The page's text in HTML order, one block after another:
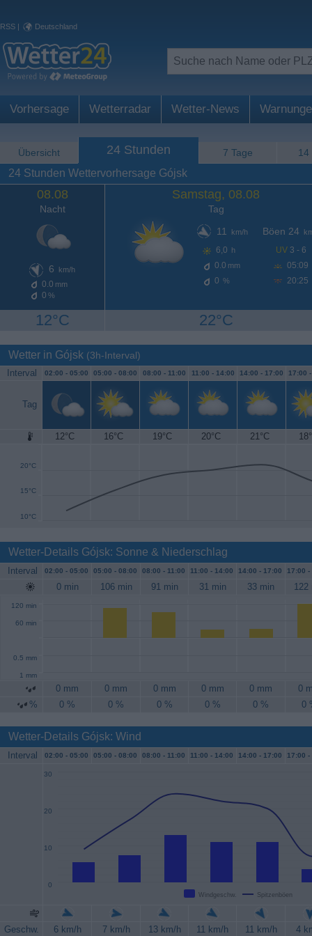
RSS | Deutschland
Vorhersage Wetterradar Wetter-News
Übersicht 24 Stunden 7 Tage 14
24 Stunden Wettervorhersage Gójsk
08.08
Nacht
6 km/h
0.0 mm
0 %
12°C
Samstag, 08.08
Tag
11
km/h
6,0 h
0.0 mm
0 %
Böen 24
UV 3 - 6
05:09
20:25
22°C
Wetter in Gójsk (3h-Interval)
Interval 02:00 - 05:00 05:00 - 08:00 08:00 - 11:00 11:00 - 14:00 14:00 - 17:00 17:00
Tag
12°C 16°C 19°C 20°C 21°C
10°C
15°C
20°C
25°C
Wetter-Details Gójsk: Sonne & Niederschlag
Interval 02:00 - 05:00 05:00 - 08:00 08:00 - 11:00 11:00 - 14:00 14:00 - 17:00 17:00 -
0 min 106 min 91 min 31 min 33 min 122
60 min
120 min
0.5 mm
1 mm
0 mm 0 mm 0 mm 0 mm 0 mm
0
%
0 % 0 % 0 % 0 % 0 % 0
Wetter-Details Gójsk: Wind
Interval 02:00 - 05:00 05:00 - 08:00 08:00 - 11:00 11:00 - 14:00 14:00 - 17:00 17:00 -
Windgeschw. Spitzenböen
0
10
20
30
Geschw. 6 km/h 7 km/h 13 km/h 11 km/h 11 km/h
4